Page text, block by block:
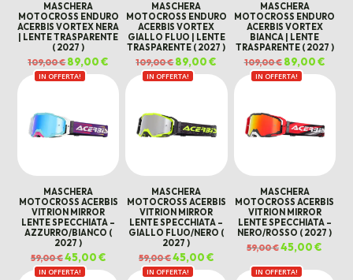
MASCHERA
MOTOCROSS ENDURO
ACERBIS VORTEX NERA
| LENTE TRASPARENTE
( 2027 )
109,00€Il
prezzo
originale
era:
89,00€
prezzo
attuale
è:
89,00 €.
MASCHERA
MOTOCROSS ENDURO
ACERBIS VORTEX
GIALLO FLUO | LENTE
TRASPARENTE ( 2027 )
109,00€Il
prezzo
originale
era:
89,00€
prezzo
attuale
è:
89,00 €.
MASCHERA
MOTOCROSS ENDURO
ACERBIS VORTEX
BIANCA | LENTE
TRASPARENTE ( 2027 )
109,00€ Il
prezzo
originale
era:
89,00€Il
è:
89,00
IN OFFERTA!
MASCHERA
MOTOCROSS ACERBIS
VITRION MIRROR
LENTE SPECCHIATA –
AZZURRO/BIANCO (
2027 )
59,00€Il
prezzo
originale
45,00€Il
prezzo
attuale
IN OFFERTA!
MASCHERA
MOTOCROSS ACERBIS
VITRION MIRROR
LENTE SPECCHIATA –
GIALLO FLUO/NERO (
2027 )
59,00€Il
prezzo
originale
45,00€Il
prezzo
attuale
IN OFFERTA!
MASCHERA
MOTOCROSS ACERBIS
VITRION MIRROR
LENTE SPECCHIATA –
NERO/ROSSO ( 2027 )
59,00€Il
prezzo
era:
59,00 €.
45,00€
è:
45,00
IN OFFERTA! IN OFFERTA! IN OFFERTA!